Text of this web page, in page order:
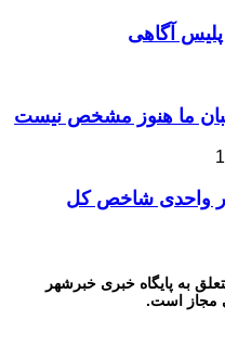
آگاهی
به پایگاه خبری خبرشهر
مجاز است.